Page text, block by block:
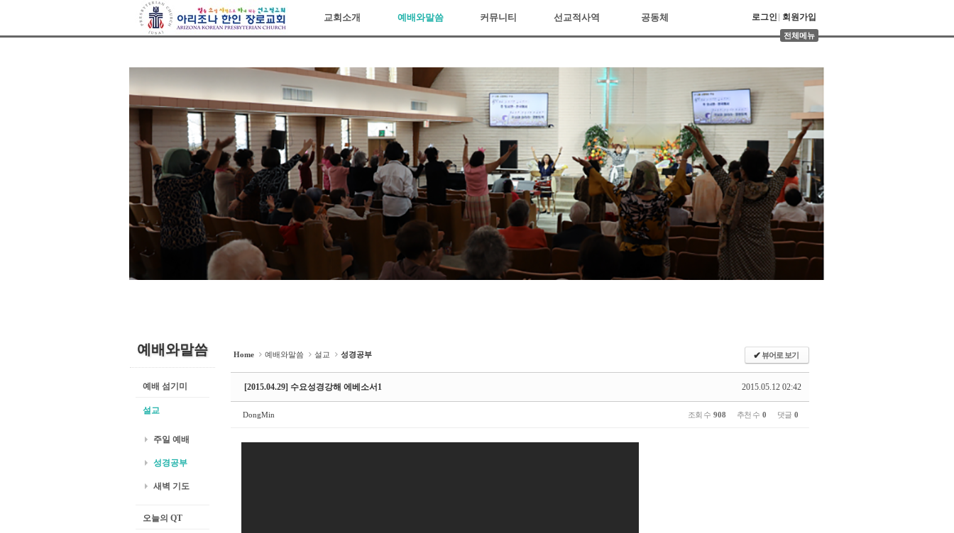
교회소개 예배와말씀 커뮤니티 선교적사역 공동체 로그인 회원가입
전체메뉴
예배와말씀
예배 섬기미
설교
주일 예배
성경공부
새벽 기도
오늘의 QT
Home 예배와말씀 설교 성경공부 ✔뷰어로 보기
2015.05.12 02:42
[2015.04.29] 수요성경강해 에베소서1
DongMin 조회 수 908 추천 수 0 댓글 0
Sketchbook5, 스케치북5
Sketchbook5, 스케치북5